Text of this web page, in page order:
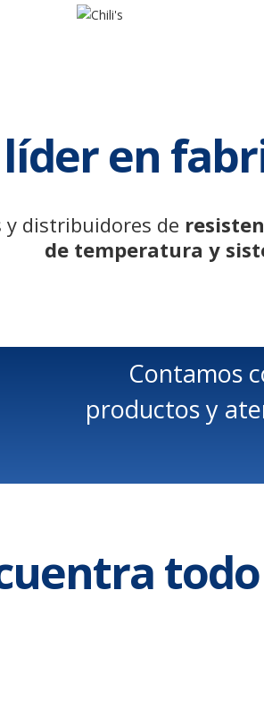
en
y distribuidores de
de temperatura y
Contamos
productos y